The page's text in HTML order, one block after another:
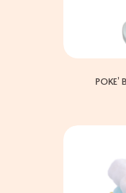
POKE’